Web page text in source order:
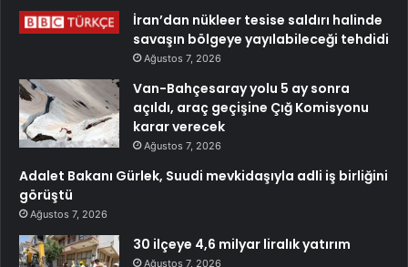
İran’dan nükleer tesise saldırı halinde
savaşın bölgeye yayılabileceği tehdidi
Ağustos 7, 2026
Van-Bahçesaray yolu 5 ay sonra
açıldı, araç geçişine Çığ Komisyonu
karar verecek
Ağustos 7, 2026
Adalet Bakanı Gürlek, Suudi mevkidaşıyla adli iş birliğini
görüştü
Ağustos 7, 2026
30 ilçeye 4,6 milyar liralık yatırım
Ağustos 7, 2026